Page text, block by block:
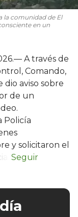
la comunidad de El
en un
A través de
Comando,
dio aviso sobre
de un
Policía
y solicitaron el